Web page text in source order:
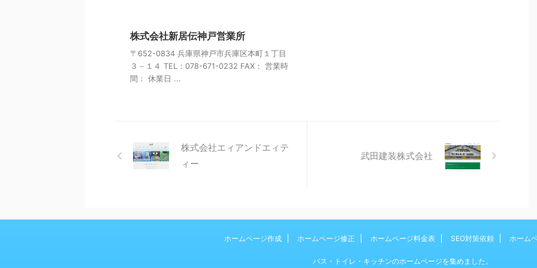
株式会社新居伝神戸営業所
〒652-0834 兵庫県神戸市兵庫区本町１丁目
３－１４ TEL：078-671-0232 FAX： 営業時
間： 休業日 ...
株式会社エィアンドエィテ
ィー
武田建装株式会社
ホームページ作成 ホームページ修正 ホームページ料金表 SEO対策依頼 ホーム
バス・トイレ・キッチンのホームページを集めました。